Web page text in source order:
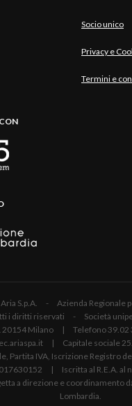
Socio unico
Privacy e
Termini e
S.p.A. - Azienda Regionale
i diritti riservati - Società
20154 Milano | Telefono
| Capitale sociale
Partita IVA, Iscrizione Registro
| Iscritta al R.E.A. al
a direzione e coordinamento
Lombardia.